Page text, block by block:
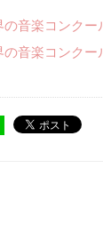
の音楽コンク
の音楽コンク